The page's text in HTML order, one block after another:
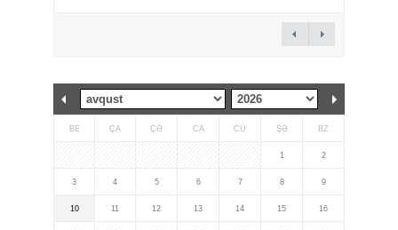
BE ÇA ÇƏ CA CÜ ŞƏ BZ
1 2
3 4 5 6 7 8 9
10 11 12 13 14 15 16